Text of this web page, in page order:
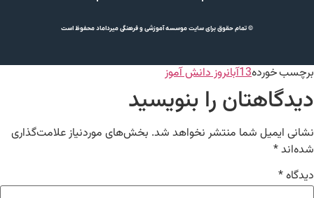
© تمام حقوق برای سایت موسسه آموزشی و فرهنگی میرداماد محفوظ است
برچسب خورده13آبان روز دانش آموز
دیدگاهتان را بنویسید
نشانی ایمیل شما منتشر نخواهد شد. بخش‌های موردنیاز علامت‌گذاری
شده‌اند*
دیدگاه*